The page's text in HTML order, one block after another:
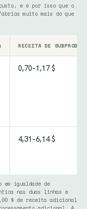
e é por isso que o
muito mais do que
RECEITA DE
0,70–1,17 $
4,31–6,14 $
em igualdade de
nas duas linhas e
$ de receita adicional